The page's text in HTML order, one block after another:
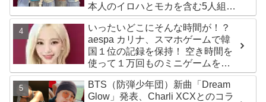
本人のイロハとモカを含む5人組ガ
ールズグループ！ デビュー曲
「Magnetic」がいきなりの大ヒッ
ト
いったいどこにそんな時間が！？
aespa カリナ、スマホゲームで韓
国１位の記録を保持！ 空き時間を
使って１万回ものミニゲームをク
リア「芸能人たちが時間がないと
言っているのは全部嘘」
BTS（防弾少年団）新曲「Dream
Glow」発表、Charli XCXとのコラ